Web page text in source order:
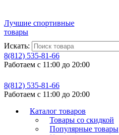
Лучшие спортивные
товары
Искать:
8(812) 535-81-66
Работаем с 11:00 до 20:00
8(812) 535-81-66
Работаем с 11:00 до 20:00
Каталог товаров
Товары со скидкой
Популярные товары